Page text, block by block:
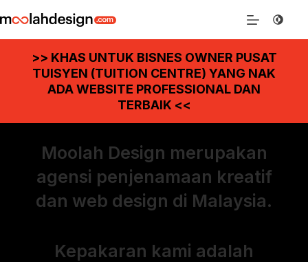
>> KHAS UNTUK BISNES OWNER PUSAT
TUISYEN (TUITION CENTRE) YANG NAK
ADA WEBSITE PROFESSIONAL DAN
TERBAIK <<
Moolah Design merupakan
agensi penjenamaan kreatif
dan web design di Malaysia.
Kepakaran kami adalah